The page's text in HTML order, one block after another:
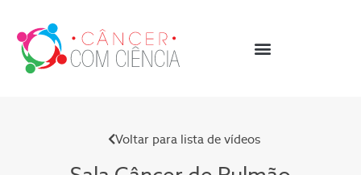
Voltar para lista de vídeos